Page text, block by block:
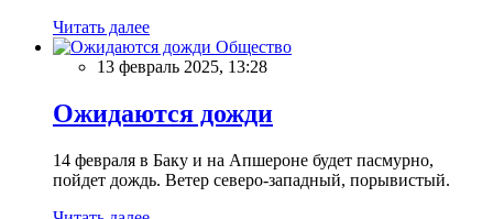
Читать далее
Общество
13 февраль 2025, 13:28
Ожидаются дожди
14 февраля в Баку и на Апшероне будет пасмурно,
пойдет дождь. Ветер северо-западный, порывистый.